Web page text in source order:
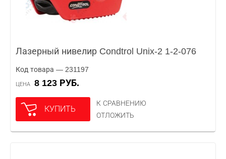
Лазерный нивелир Condtrol Unix-2 1-2-076
Код товара — 231197
ЦЕНА 8 123 РУБ.
КУПИТЬ
К СРАВНЕНИЮ
ОТЛОЖИТЬ